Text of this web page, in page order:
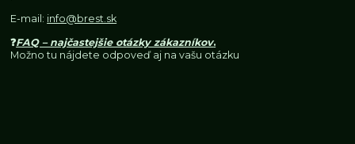
E-mail: info@brest.sk
❓FAQ – najčastejšie otázky zákazníkov.
Možno tu nájdete odpoveď aj na vašu otázku